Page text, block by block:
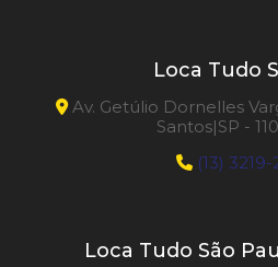
Loca Tudo
Av. Getúlio Dornelles
Santos|SP -
(13)
Loca Tudo São